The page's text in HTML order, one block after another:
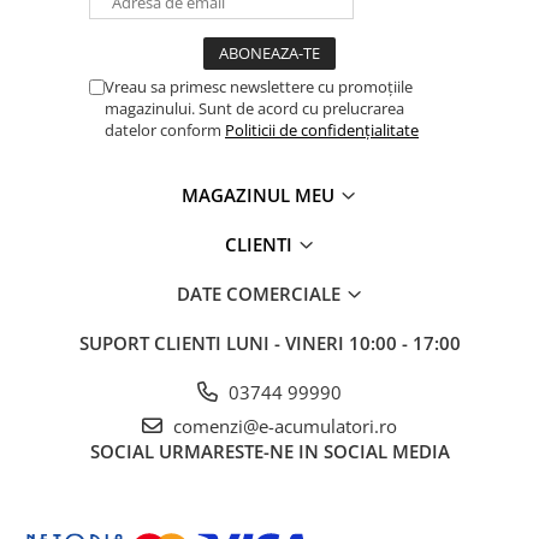
Panouri portabile
Statii energie portabile
Intrerupatoare si prize
Lumina (Becuri si Lanterne)
Laptop & PC accesorii, baterii,
cabluri USB, prelungitoare USB
Cablu de date si Adaptoare
Vreau sa primesc newslettere cu promoțiile
magazinului. Sunt de acord cu prelucrarea
datelor conform Politicii de confidențialitate
MAGAZINUL MEU
CLIENTI
DATE COMERCIALE
SUPORT CLIENTI LUNI - VINERI 10:00 - 17:00
03744 99990
comenzi@e-acumulatori.ro
SOCIAL URMARESTE-NE IN SOCIAL MEDIA